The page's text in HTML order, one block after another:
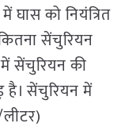
घास को नियंत्रित
सेंचुरियन
सेंचुरियन की
है। सेंचुरियन में